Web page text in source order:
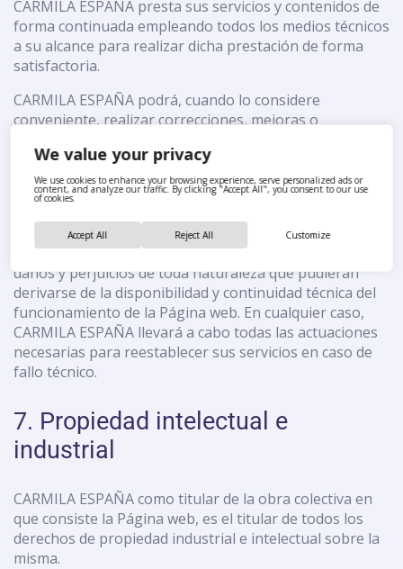
We value your privacy
We use cookies to enhance your browsing experience, serve personalized ads or
content, and analyze our traffic. By clicking "Accept All", you consent to our use
of cookies.
Customize
Reject All
Accept All
CARMILA ESPAÑA presta sus servicios y contenidos de
forma continuada empleando todos los medios técnicos
a su alcance para realizar dicha prestación de forma
satisfactoria.
CARMILA ESPAÑA podrá, cuando lo considere
conveniente, realizar correcciones, mejoras o
Página web, en los servicios, o en los contenidos sin
que ello de lugar, ni derecho a ninguna reclamación o
indemnización, ni implique reconocimiento de
responsabilidad alguna.
CARMILA ESPAÑA no se hace responsable por los
daños y perjuicios de toda naturaleza que pudieran
derivarse de la disponibilidad y continuidad técnica del
funcionamiento de la Página web. En cualquier caso,
CARMILA ESPAÑA llevará a cabo todas las actuaciones
necesarias para reestablecer sus servicios en caso de
fallo técnico.
7. Propiedad intelectual e
industrial
CARMILA ESPAÑA como titular de la obra colectiva en
que consiste la Página web, es el titular de todos los
derechos de propiedad industrial e intelectual sobre la
misma.